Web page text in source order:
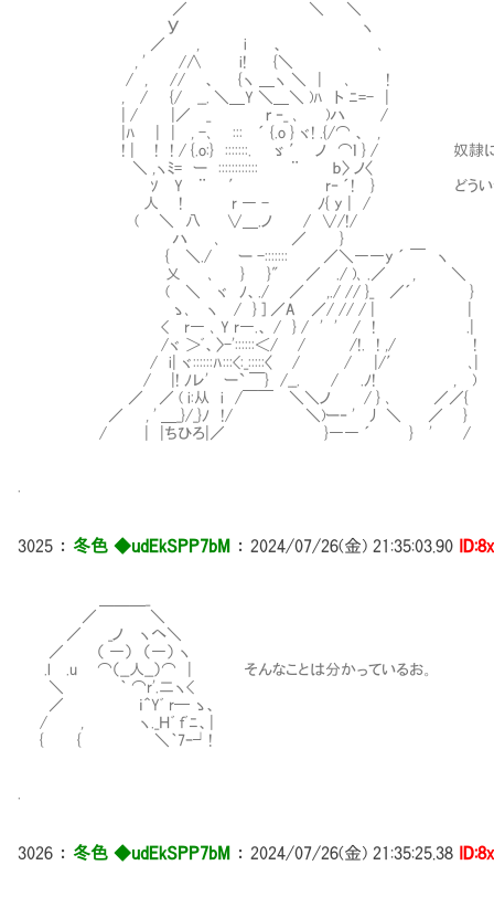
／ ＼ ＼
У ヽ
／ , i 、 ､
, ' /∧ i! {＼
/ , // 、 {ヽ ＿ヽ ＼ | ､ !
, / {/ __. ＼＿Y ＼＿＼ )ﾊ ト ﾆ=- |
| / |／ _ ｒ ‐_ ､ )ハ /
|ﾊ | | , -､ ::: ´ {.o } ヾ! .{/⌒ 、 ,
! | ! ! / {.o:} :::::::. ゞ ′ ノ ⌒ｌ } / 奴隷になる
＼ ,ヽﾐ= ー :::::::::::: ¨ ｂ〉 ノ〈
ｿ Y ¨ ′ r‐ ´! } どういうことか本当に分
人 ! r ― - ﾉ{ y | /
( ＼ 八 ∨＿.ノ / ∨/!/
ハ ､ ／ }
{ ＼./ ー -::::::: ／＼――y ´ ￣ ヽ
乂 ､ } }" ／ ./ )､ .／ , ＼
( ＼ ヾ ﾉ、./ ／ ,./ // }_ ／´ }
ゝ､ ヽ / } ] ／A ／/ // / | |
< r― ､ Y r―.、 / } / ' ' / ! .|
/ヾ ＞ﾞ、〉-'::::::＜/ / /!. ! ,/ !
/ i| ヾ::::::ﾊ:::<:_:::::〈 / / |/′ ､|
/ |! ﾉレ' ー` ￣} /__. / .ﾉ! , )
／ ／ ( i:从 i /￣￣ ＼＼ノ / } ､ ／／{
／ , ' ＿_}/_}ﾉ !/ ＼)ー‐ ' 丿 ＼ ／ }
/ | |ちひろ|／ }―― ´ } ' /
3025 ： 冬色 ◆udEkSPP7bM ： 2024/07/26(金) 21:35:03.90
／ ＼
／ _ノ ヽへ＼
／ （ ―） （―） ヽ
.l .u ⌒（__人__）⌒ | そんなことは分かっているお。
＼ ｀ ⌒r'.二ヽ<
／ ｉ＾Yﾞ r─ ゝ、
/ , ヽ._Ｈﾞ ｆﾞﾆ、|
{ { ＼｀7ｰ┘!
3026 ： 冬色 ◆udEkSPP7bM ： 2024/07/26(金) 21:35:25.38